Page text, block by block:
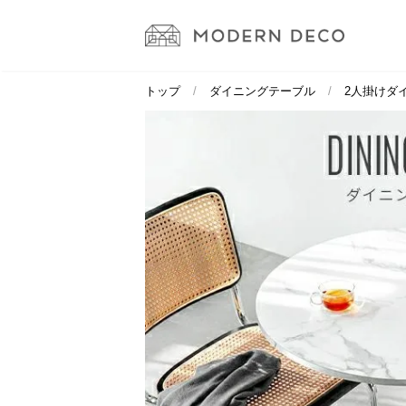
トップ ダイニングテーブル 2人掛けダ